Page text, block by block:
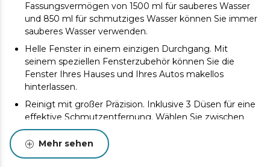
Fassungsvermögen von 1500 ml für sauberes Wasser
und 850 ml für schmutziges Wasser können Sie immer
sauberes Wasser verwenden.
Helle Fenster in einem einzigen Durchgang. Mit
seinem speziellen Fensterzubehör können Sie die
Fenster Ihres Hauses und Ihres Autos makellos
hinterlassen.
Reinigt mit großer Präzision. Inklusive 3 Düsen für eine
effektive Schmutzentfernung. Wählen Sie zwischen
einer normalen Borstendüse, einer XXL-Borstendüse
oder einer schmalen 2-in-1-Düse, um den Schmutz zu
beseitigen.
Mehr sehen